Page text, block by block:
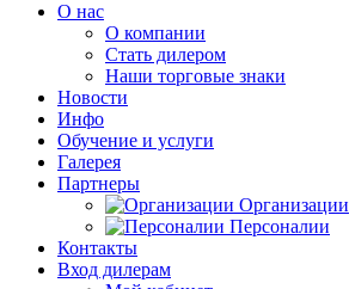
О нас
О компании
Стать дилером
Наши торговые знаки
Новости
Инфо
Обучение и услуги
Галерея
Партнеры
Организации
Персоналии
Контакты
Вход дилерам